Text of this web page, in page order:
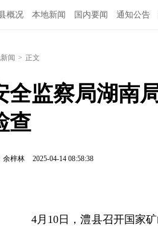
概况 本地新闻 国内要闻 通知公告
闻 > 正文
全监察局湖南
查
余梓林 2025-04-14 08:58:38
4月10日，澧县召开国家